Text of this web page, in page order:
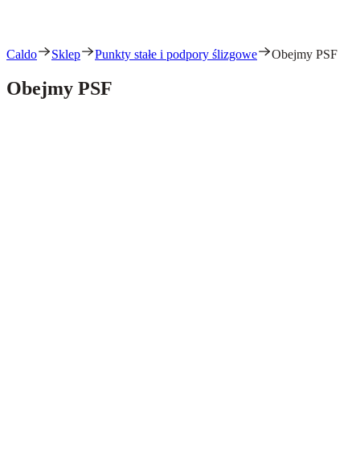
Caldo Sklep Punkty stałe i podpory ślizgowe Obejmy PSF
Obejmy PSF